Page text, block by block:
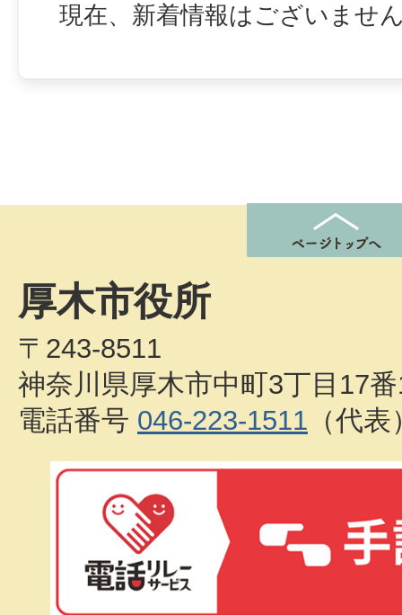
現在、新着情報はございませ
厚木市役所
〒243-8511
神奈川県厚木市中町3丁目17
電話番号 046-223-1511 （代表